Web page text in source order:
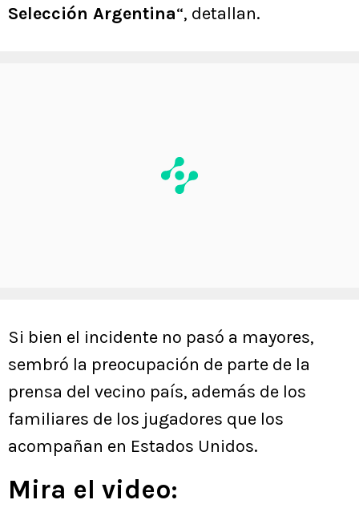
Selección Argentina“, detallan.
Si bien el incidente no pasó a mayores,
sembró la preocupación de parte de la
prensa del vecino país, además de los
familiares de los jugadores que los
acompañan en Estados Unidos.
Mira el video: